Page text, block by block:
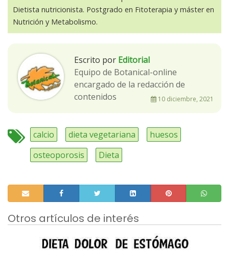
Dietista nutricionista. Postgrado en Fitoterapia y máster en
Nutrición y Metabolismo.
Escrito por Editorial
Equipo de Botanical-online
encargado de la redacción de
contenidos
10 diciembre, 2021
calcio dieta vegetariana
huesos
osteoporosis
Dieta
Otros artículos de interés